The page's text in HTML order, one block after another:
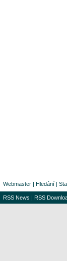
Webmaster | Hledání |
RSS News | RSS